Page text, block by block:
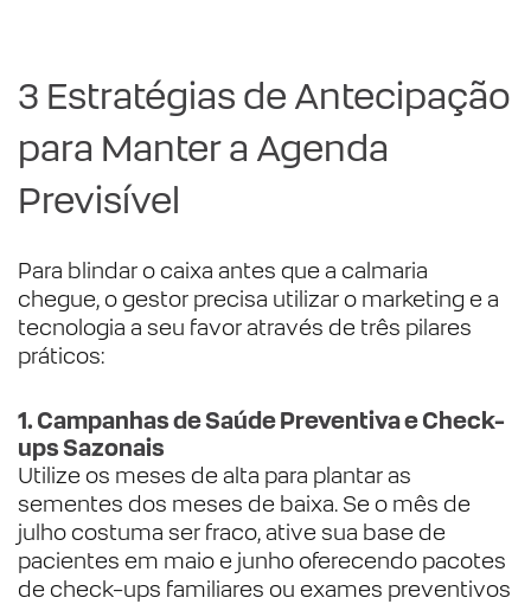
3 Estratégias de Antecipação
para Manter a Agenda
Previsível
Para blindar o caixa antes que a calmaria
chegue, o gestor precisa utilizar o marketing e a
tecnologia a seu favor através de três pilares
práticos:
1. Campanhas de Saúde Preventiva e Check-
ups Sazonais
Utilize os meses de alta para plantar as
sementes dos meses de baixa. Se o mês de
julho costuma ser fraco, ative sua base de
pacientes em maio e junho oferecendo pacotes
de check-ups familiares ou exames preventivos